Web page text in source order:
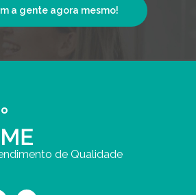
a gente agora mesmo!
de Qualidade